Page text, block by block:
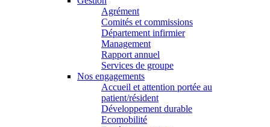
Agrément
Comités et commissions
Département infirmier
Management
Rapport annuel
Services de groupe
Nos engagements
Accueil et attention portée au
patient/résident
Développement durable
Ecomobilité